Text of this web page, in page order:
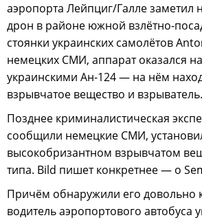
аэропорта Лейпциг/Галле заметил
дрон в районе южной взлётно-
стоянки украинских самолётов
немецких СМИ, аппарат оказался
украинскими Ан-124 — на нём
взрывчатое вещество и взрыватель.
Позднее криминалистическая
сообщили немецкие СМИ,
высокобризантном взрывчатом
типа. Bild пишет конкретнее — о
Причём обнаружили его довольно
водитель аэропортового автобуса